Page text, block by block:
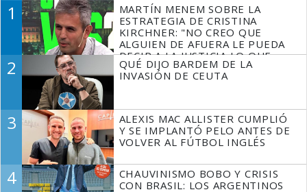
1
MARTÍN MENEM SOBRE LA
ESTRATEGIA DE CRISTINA
KIRCHNER: "NO CREO QUE
ALGUIEN DE AFUERA LE PUEDA
DECIR A LA JUSTICIA LO QUE
TIENE QUE HACER"
2
QUÉ DIJO BARDEM DE LA
INVASIÓN DE CEUTA
3
ALEXIS MAC ALLISTER CUMPLIÓ
Y SE IMPLANTÓ PELO ANTES DE
VOLVER AL FÚTBOL INGLÉS
4
CHAUVINISMO BOBO Y CRISIS
CON BRASIL: LOS ARGENTINOS